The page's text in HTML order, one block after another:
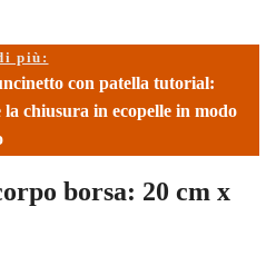
più:
con patella tutorial:
la chiusura in ecopelle in modo
borsa: 20 cm x